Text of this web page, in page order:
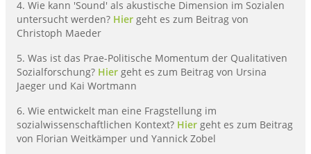
4. Wie kann 'Sound' als akustische Dimension im Sozialen
untersucht werden? Hier geht es zum Beitrag von
Christoph Maeder
5. Was ist das Prae-Politische Momentum der Qualitativen
Sozialforschung? Hier geht es zum Beitrag von Ursina
Jaeger und Kai Wortmann
6. Wie entwickelt man eine Fragstellung im
sozialwissenschaftlichen Kontext? Hier geht es zum Beitrag
von Florian Weitkämper und Yannick Zobel